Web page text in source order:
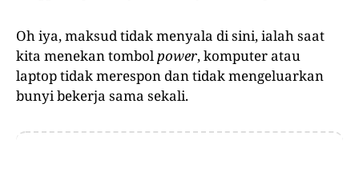
Oh iya, maksud tidak menyala di sini, ialah saat
kita menekan tombolpower, komputer atau
laptop tidak merespon dan tidak mengeluarkan
bunyi bekerja sama sekali.